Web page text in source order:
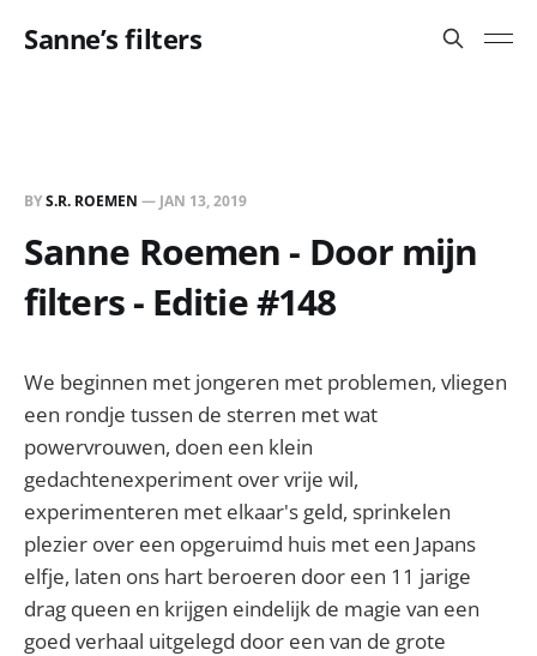
Sanne’s filters
BYS.R. ROEMEN — JAN 13, 2019
Sanne Roemen - Door mijn
filters - Editie #148
We beginnen met jongeren met problemen, vliegen
een rondje tussen de sterren met wat
powervrouwen, doen een klein
gedachtenexperiment over vrije wil,
experimenteren met elkaar's geld, sprinkelen
plezier over een opgeruimd huis met een Japans
elfje, laten ons hart beroeren door een 11 jarige
drag queen en krijgen eindelijk de magie van een
goed verhaal uitgelegd door een van de grote